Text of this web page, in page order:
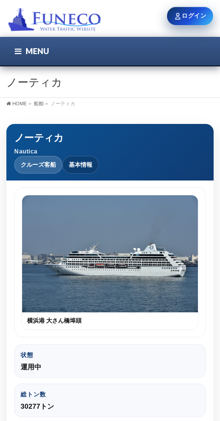
MENU
ノーティカ
HOME » 船舶 » ノーティカ
ノーティカ
Nautica
クルーズ客船
基本情報
横浜港 大さん橋埠頭
状態
運用中
総トン数
30277トン
ログイン
ユーザー名 / メール
ログイン状態を保持
新規登録